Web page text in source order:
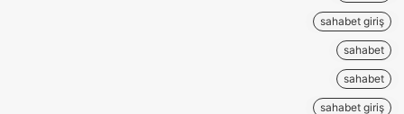
sahabet giriş
sahabet
sahabet
sahabet giriş